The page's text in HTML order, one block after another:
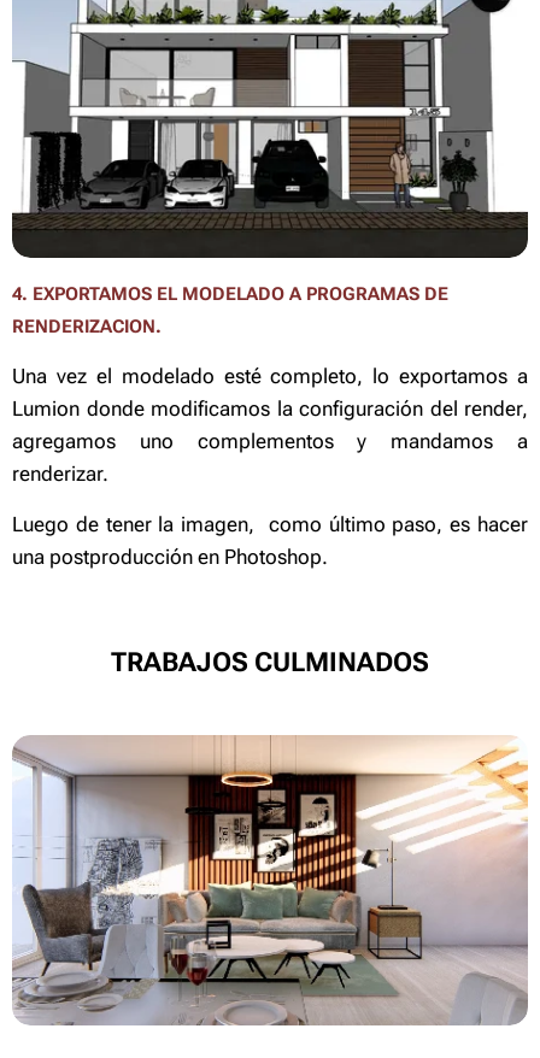
4. EXPORTAMOS EL MODELADO A PROGRAMAS DE
RENDERIZACION.
Una vez el modelado esté completo, lo exportamos a
Lumion donde modificamos la configuración del render,
agregamos uno complementos y mandamos a
renderizar.
Luego de tener la imagen, como último paso, es hacer
una postproducción en Photoshop.
TRABAJOS CULMINADOS